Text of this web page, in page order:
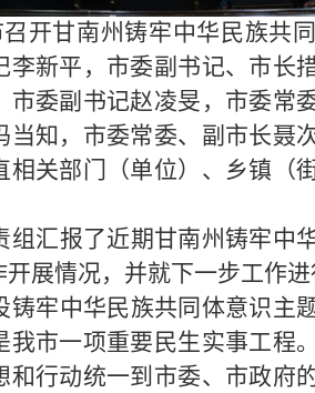
开甘南州铸牢中华民族共
李新平，市委副书记、市长
市委副书记赵凌旻，市委常
当知，市委常委、副市长聂
相关部门（单位）、乡镇（
组汇报了近期甘南州铸牢中
展情况，并就下一步工作进
铸牢中华民族共同体意识主
我市一项重要民生实事工程
和行动统一到市委、市政府